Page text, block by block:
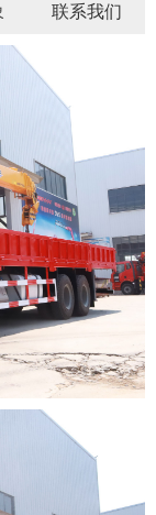
联系我们